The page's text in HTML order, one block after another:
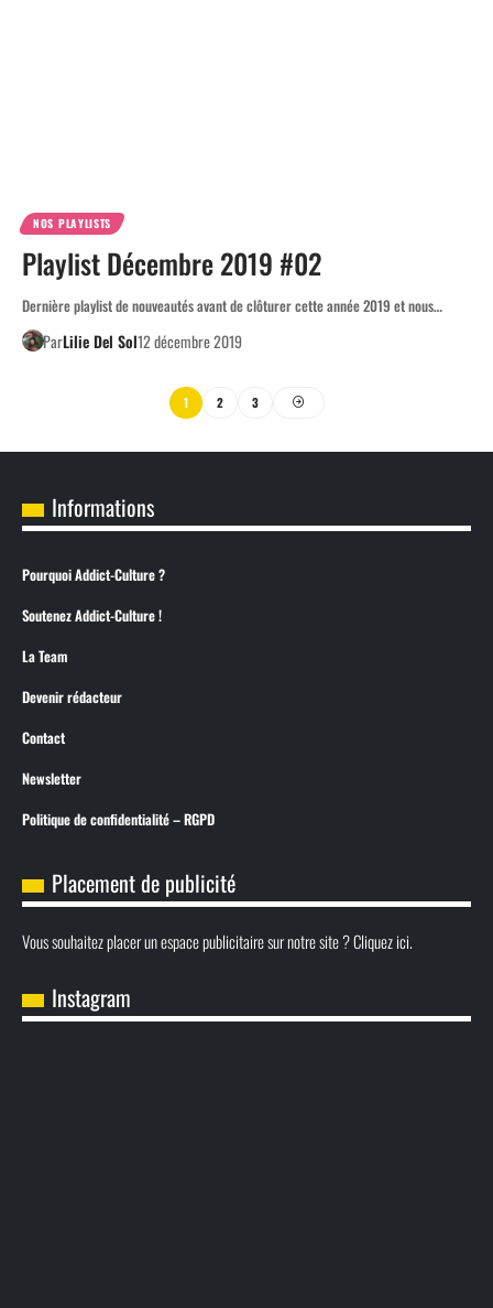
NOS PLAYLISTS
Playlist Décembre 2019 #02
Dernière playlist de nouveautés avant de clôturer cette année 2019 et nous…
ParLilie Del Sol12 décembre 2019
1 2 3
Informations
Pourquoi Addict-Culture ?
Soutenez Addict-Culture !
La Team
Devenir rédacteur
Contact
Newsletter
Politique de confidentialité – RGPD
Placement de publicité
Vous souhaitez placer un espace publicitaire sur notre site ? Cliquez ici.
Instagram